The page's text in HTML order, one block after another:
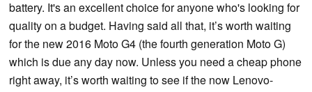
battery. It's an excellent choice for anyone who's looking for
quality on a budget. Having said all that, it’s worth waiting
for the new 2016 Moto G4 (the fourth generation Moto G)
which is due any day now. Unless you need a cheap phone
right away, it’s worth waiting to see if the now Lenovo-